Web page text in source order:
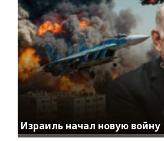
Израиль начал новую войну